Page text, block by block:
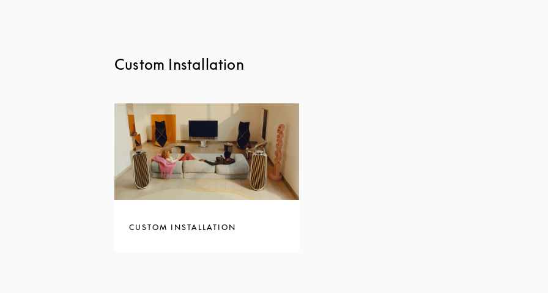
Custom Installation
CUSTOM INSTALLATION